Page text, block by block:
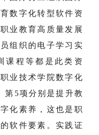
数字化转型软件资
业教育高质量发展
组织的电子学习实
课程等都是此类资
业技术学院数字化
第5项分别是提升教
化素养，这也是职
软件要素。实践证